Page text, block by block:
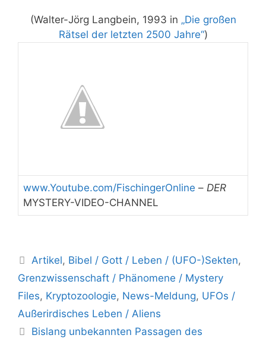
(Walter-Jörg Langbein, 1993 in „Die großen
Rätsel der letzten 2500 Jahre“)
www.Youtube.com/FischingerOnline – DER
MYSTERY-VIDEO-CHANNEL
Kategorien
Artikel, Bibel / Gott / Leben / (UFO-)Sekten,
Grenzwissenschaft / Phänomene / Mystery
Files, Kryptozoologie, News-Meldung, UFOs /
Außerirdisches Leben / Aliens
Bislang unbekannten Passagen des